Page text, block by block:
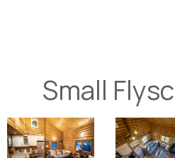
Small